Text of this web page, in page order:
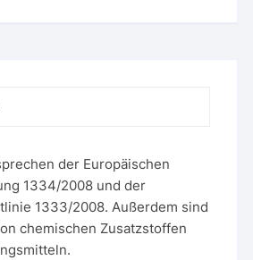
der Europäischen
1334/2008 und der
1333/2008. Außerdem sind
chemischen Zusatzstoffen